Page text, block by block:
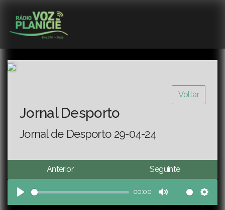
Voltar
Jornal Desporto
Jornal de Desporto 29-04-24
Anterior Seguinte
Play
00:00
Mute